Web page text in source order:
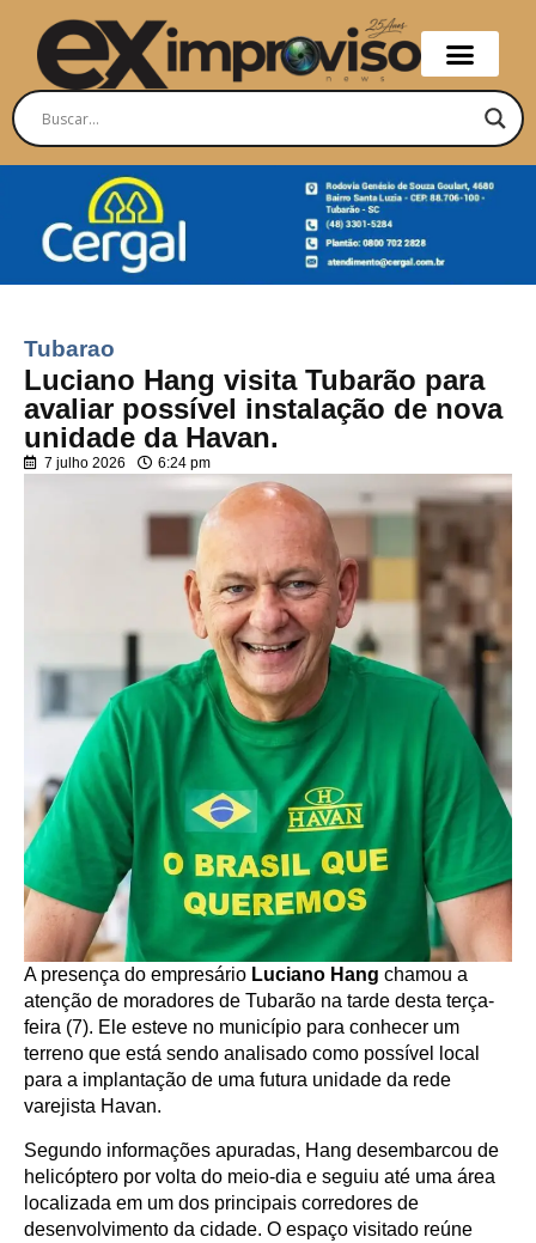
Tubarao
Luciano Hang visita Tubarão para
avaliar possível instalação de nova
unidade da Havan.
7 julho 2026 6:24 pm
A presença do empresário Luciano Hang chamou a
atenção de moradores de Tubarão na tarde desta terça-
feira (7). Ele esteve no município para conhecer um
terreno que está sendo analisado como possível local
para a implantação de uma futura unidade da rede
varejista Havan.
Segundo informações apuradas, Hang desembarcou de
helicóptero por volta do meio-dia e seguiu até uma área
localizada em um dos principais corredores de
desenvolvimento da cidade. O espaço visitado reúne